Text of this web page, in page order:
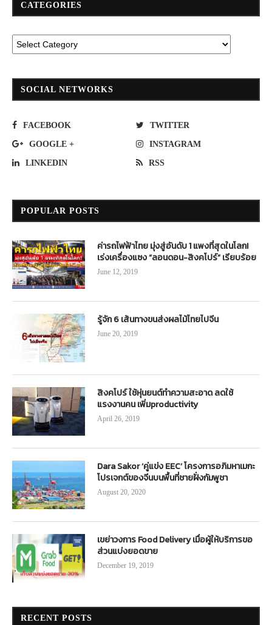
CATEGORIES
SOCIAL NETWORKS
FACEBOOK TWITTER
GOOGLE + INSTAGRAM
LINKEDIN RSS
POPULAR POSTS
ค่ารถไฟฟ้าไทย มุ่งสู่อันดับ 1 แพงที่สุดในโลก!
เร่งเครื่องแซง “ลอนดอน-สิงคโปร์” เรียบร้อย
June 12, 2019
รู้จัก 6 เส้นทางขนส่งผลไม้ไทยไปจีน
June 20, 2019
สิงคโปร์ ใช้หุ่นยนต์ทำความสะอาด ลดใช้
แรงงานคน เพิ่มproductivity
April 26, 2019
Dara Sakor ‘คู่แข่ง EEC’ โครงการอภิมหาเมกะ
โปรเจกต์ของจีนบนพื้นที่ชายฝั่งกัมพูชา
August 20, 2020
เขย่าวงการ Food Delivery เมื่อผู้ให้บริการขอ
ส่วนแบ่งยอดขาย
December 19, 2019
RECENT POSTS